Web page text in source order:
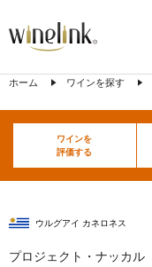
ホーム ワインを探す
ワインを
評価する
ウルグアイ カネロネス
プロジェクト・ナッカル